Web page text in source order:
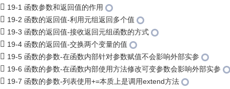
19-1 函数参数和返回值的作用
19-2 函数的返回值-利用元组返回多个值
19-3 函数的返回值-接收返回元组函数的方式
19-4 函数的返回值-交换两个变量的值
19-5 函数的参数-在函数内部针对参数赋值不会影响外部实参
19-6 函数的参数-在函数内部使用方法修改可变参数会影响外部实参
19-7 函数的参数-列表使用+=本质上是调用extend方法